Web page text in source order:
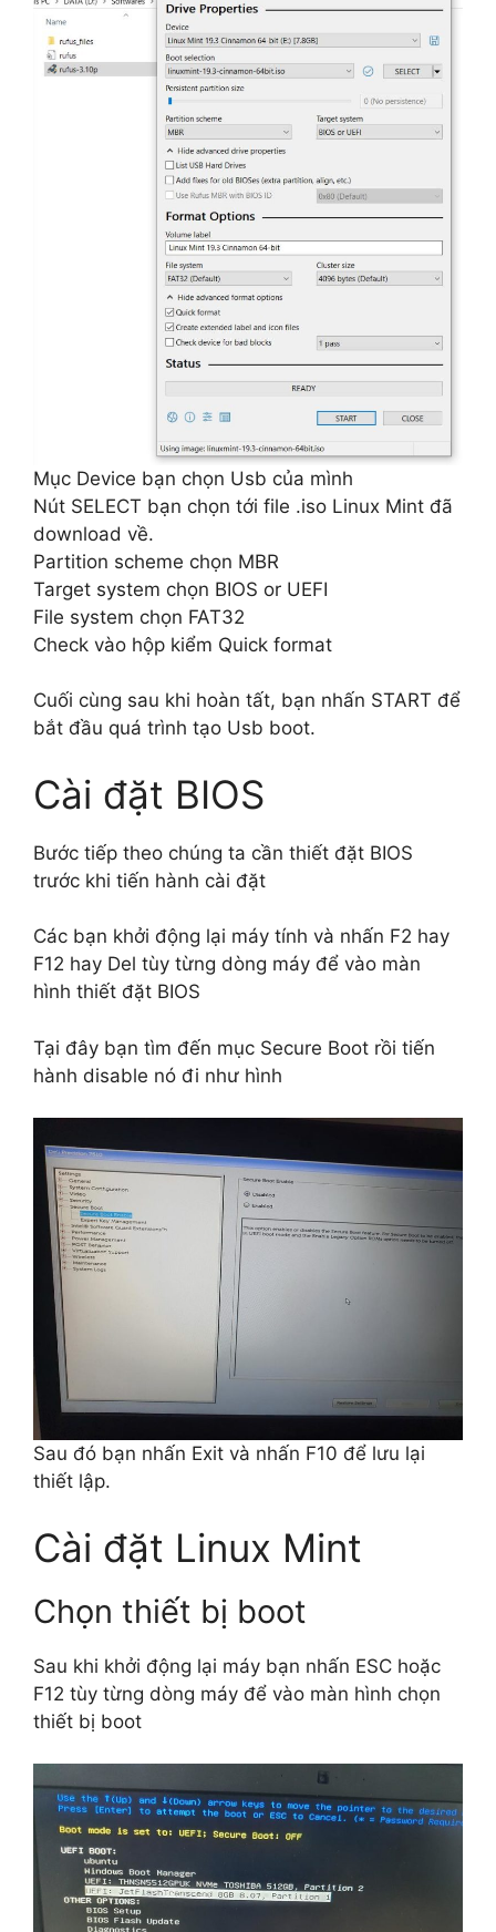
Mục Device bạn chọn Usb của mình
Nút SELECT bạn chọn tới file .iso Linux Mint đã
download về.
Partition scheme chọn MBR
Target system chọn BIOS or UEFI
File system chọn FAT32
Check vào hộp kiểm Quick format
Cuối cùng sau khi hoàn tất, bạn nhấn START để
bắt đầu quá trình tạo Usb boot.
Cài đặt BIOS
Bước tiếp theo chúng ta cần thiết đặt BIOS
trước khi tiến hành cài đặt
Các bạn khởi động lại máy tính và nhấn F2 hay
F12 hay Del tùy từng dòng máy để vào màn
hình thiết đặt BIOS
Tại đây bạn tìm đến mục Secure Boot rồi tiến
hành disable nó đi như hình
Sau đó bạn nhấn Exit và nhấn F10 để lưu lại
thiết lập.
Cài đặt Linux Mint
Chọn thiết bị boot
Sau khi khởi động lại máy bạn nhấn ESC hoặc
F12 tùy từng dòng máy để vào màn hình chọn
thiết bị boot